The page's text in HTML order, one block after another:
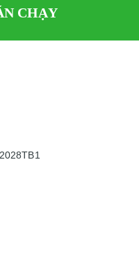
CHẠY